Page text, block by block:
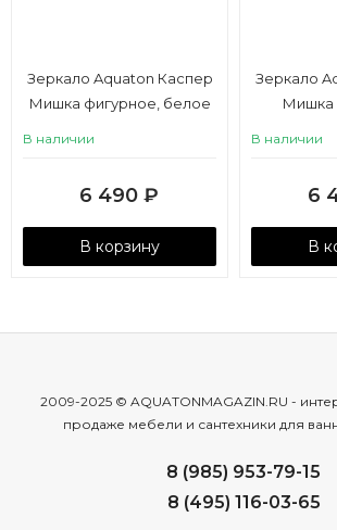
Зеркало Aquaton Каспер
Мишка фигурное, белое
В наличии
6 490 ₽
В корзину
Зеркало
Мишка
В наличии
6
В
2009-2025 © AQUATONMAGAZIN.RU -
продаже мебели и сантехники для
8 (985) 953-79-15
8 (495) 116-03-65